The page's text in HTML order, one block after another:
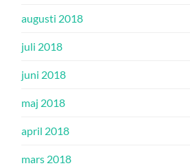
augusti 2018
juli 2018
juni 2018
maj 2018
april 2018
mars 2018